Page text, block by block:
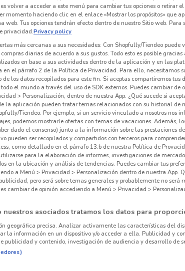
volver a acceder a este menú para cambiar tus opciones o retirar el
momento haciendo clic en el enlace «Mostrar los propósitos» que
web. Tus opciones tendrán efecto dentro de nuestro Sitio web. Para
privacidad.Privacy policy
más cercanas a sus necesidades: Con Shopfully/Tiendeo puede
diarias de acuerdo a sus gustos. Todo esto es posible gracias
en base a sus actividades dentro de la aplicación y en las
en el párrafo 2 de la Política de Privacidad. Para ello, necesitamos
de los datos recopilados para este fin. Si aceptas compartiremos tus
todo el mundo a través del uso de SDK externos. Puedes cambiar de
> Personalización, dentro de nuestra App. ¿Qué sucede si
la aplicación pueden tratar temas relacionados con su historial de
Tiendeo. Por ejemplo, si un servicio vinculado a nosotros nos
podemos mostrarle ofertas con temas de vacaciones. Además,
dado el consenso) junto a la información sobre las prestaciones
pueden ser recopilados y compartidos con terceros para
como detallado en el párrafo 13.b de nuestra Política de
para la elaboración de informes, investigaciones de
en la ubicación y análisis de tendencias. Puedes cambiar tus
a Menú > Privacidad > Personalización dentro de nuestra App.
pero será sobre temas generales y probablemente no será
cambiar de opinión accediendo a Menú > Privacidad >
nuestros asociados tratamos los datos para
geográfica precisa. Analizar activamente las características del
la información en un dispositivo y/o acceder a ella. Publicidad y
publicidad y contenido, investigación de audiencia y desarrollo de